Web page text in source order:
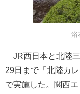
浴
JR西日本と北陸
29日まで「北陸カ
で実施した。関西